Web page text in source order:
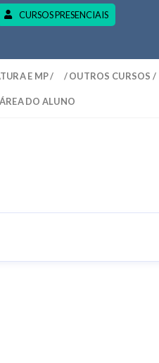
CURSOS PRESENCIAIS
E MP / / OUTROS CURSOS /
ÁREA DO ALUNO